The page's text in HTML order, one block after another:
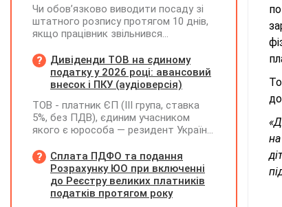
Чи обов’язково виводити посаду зі
штатного розпису протягом 10 днів,
якщо працівник звільнився
Дивіденди ТОВ на єдиному
податку у 2026 році: авансовий
внесок і ПКУ (аудіоверсія)
ТОВ - платник ЄП (ІІІ група, ставка
5%, без ПДВ), єдиним учасником
якого є юрособа — резидент України,
виплатити дивіденди за рахунок
нерозподіленого прибутку 2024–2025
років у сумі 15 млн грн. Які податкові
наслідки виникають у ТОВ-емітента?
Сплата ПДФО та подання
Розрахунку ЮО при включенні
до Реєстру великих платників
податків протягом року